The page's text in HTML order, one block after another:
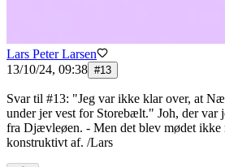
Lars Peter Larsen
13/10/24, 09:38 #13
Svar til #13: "Jeg var ikke klar over, at
under jer vest for Storebælt." Joh, der var
fra Djævleøen. - Men det blev mødet ikke
konstruktivt af. /Lars